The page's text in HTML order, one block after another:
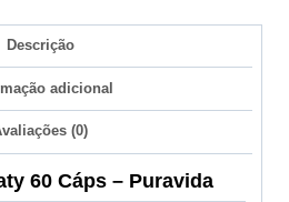
Descrição
adicional
(0)
60 Cáps – Puravida